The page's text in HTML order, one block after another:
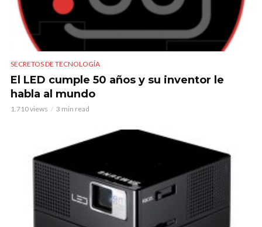
SECRETOS DE TECNOLOGÍA
El LED cumple 50 años y su inventor le
habla al mundo
1.710 views 3 min read